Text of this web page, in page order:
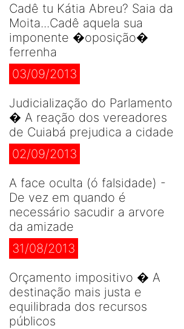
Cadê tu Kátia Abreu? Saia da
Moita...Cadê aquela sua
imponente �oposição�
ferrenha
03/09/2013
Judicialização do Parlamento
� A reação dos vereadores
de Cuiabá prejudica a cidade
02/09/2013
A face oculta (ó falsidade) -
De vez em quando é
necessário sacudir a arvore
da amizade
31/08/2013
Orçamento impositivo � A
destinação mais justa e
equilibrada dos recursos
públicos